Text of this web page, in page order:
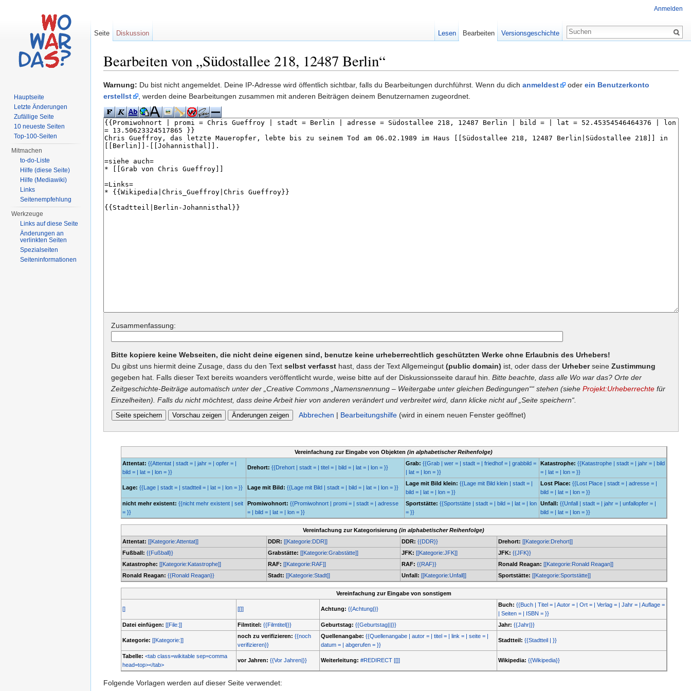
Bearbeiten von „Südostallee 218, 12487 Berlin“
Warnung: Du bist nicht angemeldet. Deine IP-Adresse wird öffentlich sichtbar, falls du Bearbeitungen durchführst. Wenn du dich anmeldest oder ein Benutzerkonto
erstellst
, werden deine Bearbeitungen zusammen mit anderen Beiträgen deinem Benutzernamen zugeordnet.
Zusammenfassung:
Bitte kopiere keine Webseiten, die nicht deine eigenen sind, benutze keine urheberrechtlich geschützten Werke ohne Erlaubnis des Urhebers!
Du gibst uns hiermit deine Zusage, dass du den Text selbst verfasst hast, dass der Text Allgemeingut (public domain) ist, oder dass der Urheberseine Zustimmung
gegeben hat. Falls dieser Text bereits woanders veröffentlicht wurde, weise bitte auf der Diskussionsseite darauf hin. Bitte beachte, dass alle Wo war das? Orte der
Zeitgeschichte-Beiträge automatisch unter der „Creative Commons „Namensnennung – Weitergabe unter gleichen Bedingungen““ stehen (siehe Projekt:Urheberrechte für
Einzelheiten). Falls du nicht möchtest, dass deine Arbeit hier von anderen verändert und verbreitet wird, dann klicke nicht auf „Seite speichern“.
Abbrechen | Bearbeitungshilfe (wird in einem neuen Fenster geöffnet)
Vereinfachung zur Eingabe von Objekten (in alphabetischer Reihenfolge)
Attentat: {{Attentat | stadt = | jahr = | opfer = |
bild = | lat = | lon = }}
Drehort: {{Drehort | stadt = | titel = | bild = | lat = | lon = }}
Grab: {{Grab | wer = | stadt = | friedhof = | grabbild =
| lat = | lon = }}
Katastrophe: {{Katastrophe | stadt = | jahr = | bild
= | lat = | lon = }}
Lage: {{Lage | stadt = | stadtteil = | lat = | lon = }} Lage mit Bild: {{Lage mit Bild | stadt = | bild = | lat = | lon = }}
Lage mit Bild klein: {{Lage mit Bild klein | stadt = |
bild = | lat = | lon = }}
Lost Place: {{Lost Place | stadt = | adresse = |
bild = | lat = | lon = }}
nicht mehr existent: {{nicht mehr existent | seit
= }}
Promiwohnort: {{Promiwohnort | promi = | stadt = | adresse
= | bild = | lat = | lon = }}
Sportstätte: {{Sportstätte | stadt = | bild = | lat = | lon
= }}
Unfall: {{Unfall | stadt = | jahr = | unfallopfer = |
bild = | lat = | lon = }}
Vereinfachung zur Kategorisierung (in alphabetischer Reihenfolge)
Attentat: [[Kategorie:Attentat]] DDR: [[Kategorie:DDR]] DDR: {{DDR}} Drehort: [[Kategorie:Drehort]]
Fußball: {{Fußball}} Grabstätte: [[Kategorie:Grabstätte]] JFK: [[Kategorie:JFK]] JFK: {{JFK}}
Katastrophe: [[Kategorie:Katastrophe]] RAF: [[Kategorie:RAF]] RAF: {{RAF}} Ronald Reagan: [[Kategorie:Ronald Reagan]]
Ronald Reagan: {{Ronald Reagan}} Stadt: [[Kategorie:Stadt]] Unfall: [[Kategorie:Unfall]] Sportstätte: [[Kategorie:Sportstätte]]
Vereinfachung zur Eingabe von sonstigem
[] [[]] Achtung: {{Achtung|}}
Buch: {{Buch | Titel = | Autor = | Ort = | Verlag = | Jahr = | Auflage =
| Seiten = | ISBN = }}
Datei einfügen: [[File:]] Filmtitel: {{Filmtitel|}} Geburtstag: {{Geburtstag|||}} Jahr: {{Jahr|}}
Kategorie: [[Kategorie:]]
noch zu verifizieren: {{noch
verifizieren}}
Quellenangabe: {{Quellenangabe | autor = | titel = | link = | seite = |
datum = | abgerufen = }}
Stadtteil: {{Stadtteil | }}
Tabelle: <tab class=wikitable sep=comma
head=top></tab>
vor Jahren: {{Vor Jahren|}} Weiterleitung: #REDIRECT [[]] Wikipedia: {{Wikipedia}}
Folgende Vorlagen werden auf dieser Seite verwendet:
Anmelden
Seite Diskussion Lesen Bearbeiten Versionsgeschichte
Hauptseite
Letzte Änderungen
Zufällige Seite
10 neueste Seiten
Top-100-Seiten
Mitmachen
to-do-Liste
Hilfe (diese Seite)
Hilfe (Mediawiki)
Links
Seitenempfehlung
Werkzeuge
Links auf diese Seite
Änderungen an
verlinkten Seiten
Spezialseiten
Seiteninformationen